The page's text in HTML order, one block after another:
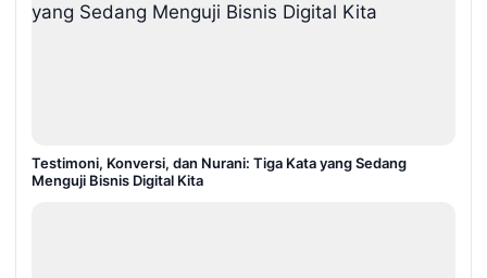
Testimoni, Konversi, dan Nurani: Tiga Kata yang Sedang
Menguji Bisnis Digital Kita